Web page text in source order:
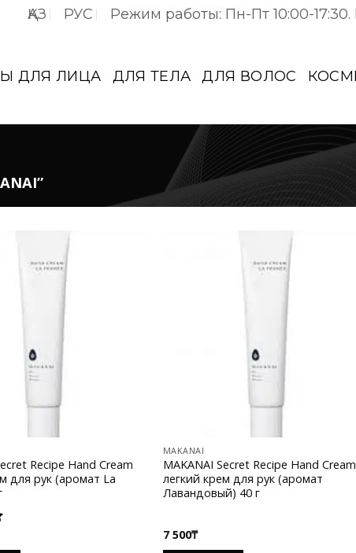
ҚАЗ РУС Режим работы: Пн-Пт 10:00-
ДЛЯ ЛИЦА ДЛЯ ТЕЛА ДЛЯ ВОЛОС
Recipe Hand Cream
для рук (аромат La
MAKANAI
MAKANAI Secret Recipe Hand Cream
легкий крем для рук (аромат
Лавандовый) 40 г
7 500₸